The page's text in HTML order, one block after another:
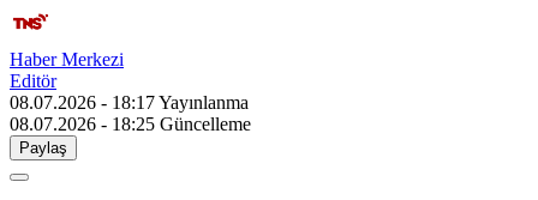
Haber Merkezi
Editör
08.07.2026 - 18:17Yayınlanma
08.07.2026 - 18:25 Güncelleme
Paylaş